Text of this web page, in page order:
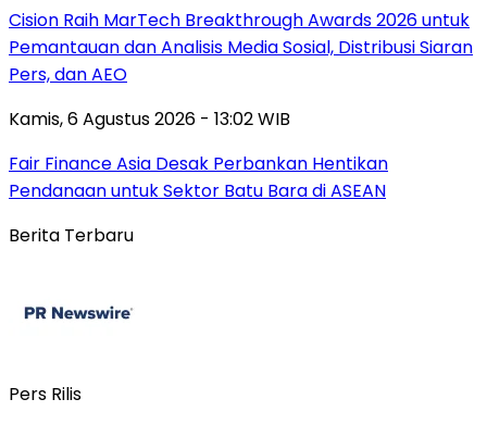
Cision Raih MarTech Breakthrough Awards 2026 untuk
Pemantauan dan Analisis Media Sosial, Distribusi Siaran
Pers, dan AEO
Kamis, 6 Agustus 2026 - 13:02 WIB
Fair Finance Asia Desak Perbankan Hentikan
Pendanaan untuk Sektor Batu Bara di ASEAN
Berita Terbaru
Pers Rilis